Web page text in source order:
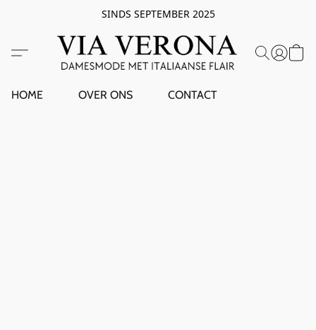
SINDS SEPTEMBER 2025
HOME OVER ONS CONTACT